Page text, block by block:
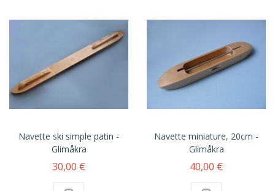
Navette ski simple patin -
Glimåkra
30,00 €
Navette miniature, 20cm -
Glimåkra
40,00 €